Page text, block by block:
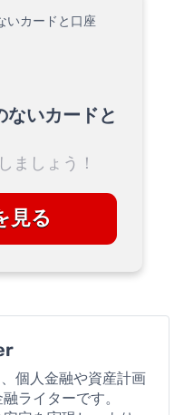
ないカードと
ましょう！
見る
個人金融や資産計画
ライターです。